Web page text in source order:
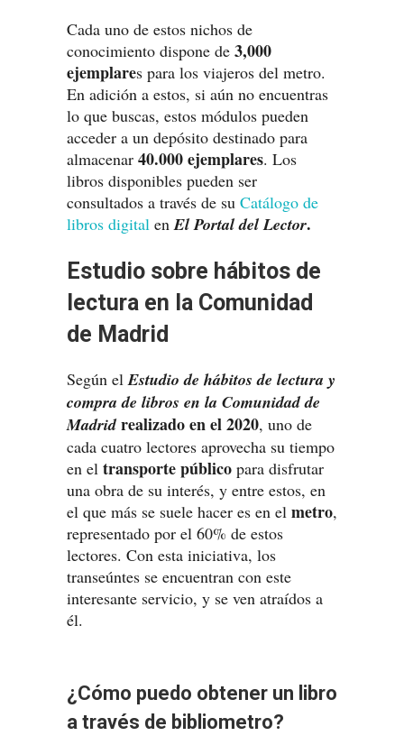
Cada uno de estos nichos de
conocimiento dispone de 3,000
ejemplares para los viajeros del metro.
En adición a estos, si aún no encuentras
lo que buscas, estos módulos pueden
acceder a un depósito destinado para
almacenar 40.000 ejemplares. Los
libros disponibles pueden ser
consultados a través de su Catálogo de
libros digital enEl Portal del Lector.
Estudio sobre hábitos de
lectura en la Comunidad
de Madrid
Según elEstudio de hábitos de lectura y
compra de libros en la Comunidad de
Madridrealizado en el 2020, uno de
cada cuatro lectores aprovecha su tiempo
en el transporte público para disfrutar
una obra de su interés, y entre estos, en
el que más se suele hacer es en el metro,
representado por el 60% de estos
lectores. Con esta iniciativa, los
transeúntes se encuentran con este
interesante servicio, y se ven atraídos a
él.
¿Cómo puedo obtener un libro
a través de bibliometro?